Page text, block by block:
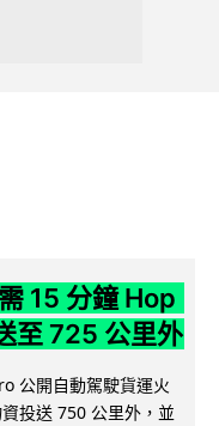
15 分鐘 Hop
至 725 公里外
公開自動駕駛貨運火
投送 750 公里外，並